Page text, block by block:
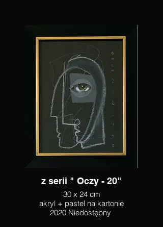
z serii " Oczy - 20"
30 x 24 cm
akryl + pastel na kartonie
2020 Niedostępny